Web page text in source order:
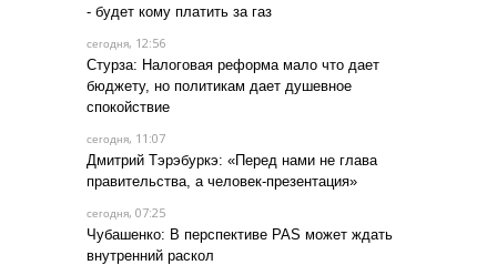
- будет кому платить за газ
сегодня, 12:56
Стурза: Налоговая реформа мало что дает
бюджету, но политикам дает душевное
спокойствие
сегодня, 11:07
Дмитрий Тэрэбуркэ: «Перед нами не глава
правительства, а человек-презентация»
сегодня, 07:25
Чубашенко: В перспективе PAS может ждать
внутренний раскол